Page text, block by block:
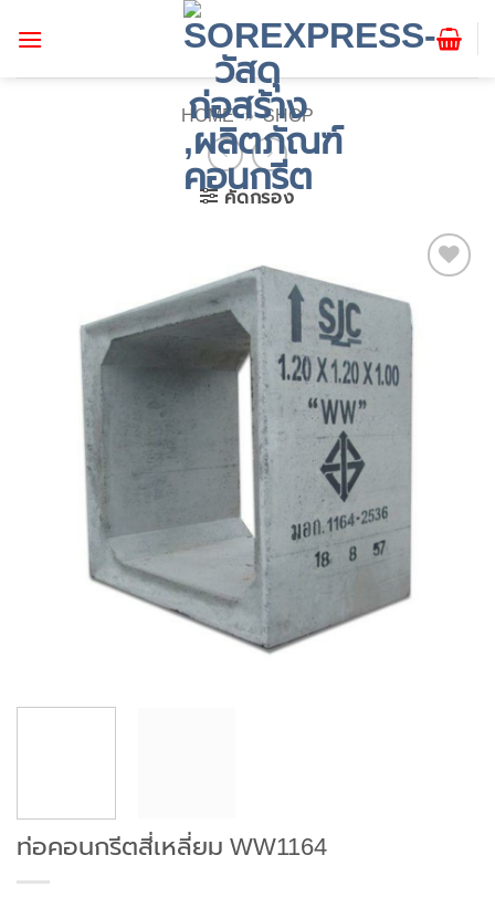
HOME » SHOP
คัดกรอง
ท่อคอนกรีตสี่เหลี่ยม WW1164